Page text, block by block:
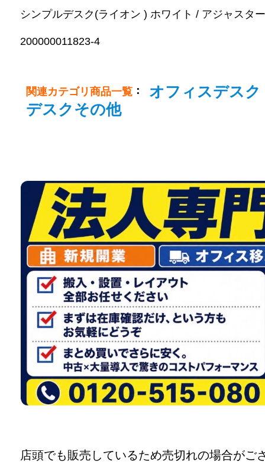
シンプルデスク(ライオン ) ホワイト / アジャスタ
200000011823-4
関連カテゴリ商品一覧 ：
オフィスデスク
デスクその他
店頭でも販売しているため売切れの場合がご